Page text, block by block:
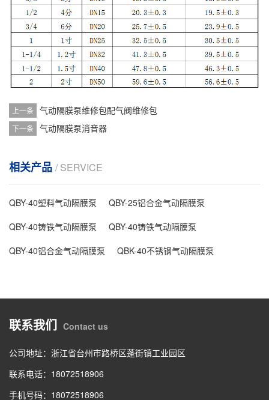
上一条 气动隔膜泵维修包配气阀维修包
下一条 气动隔膜泵消音器
相关产品 / SERVICE
QBY-40塑料气动隔膜泵
QBY-25铝合金气动隔膜泵
QBY-40铸铁气动隔膜泵
QBY-40铸铁气动隔膜泵
QBY-40铝合金气动隔膜泵
QBK-40不锈钢气动隔膜泵
联系我们 Contact us
公司地址：浙江省台州市路桥区蓬街镇工业园区
联系电话：18072518906
手机号码：18072518906